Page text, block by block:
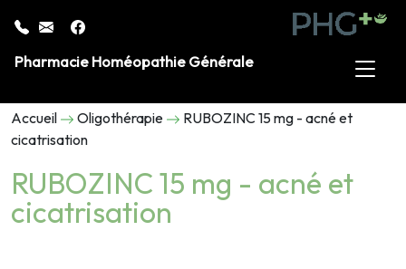
Pharmacie Homéopathie Générale
Accueil Oligothérapie
RUBOZINC 15 mg - acné et
cicatrisation
RUBOZINC 15 mg - acné et
cicatrisation